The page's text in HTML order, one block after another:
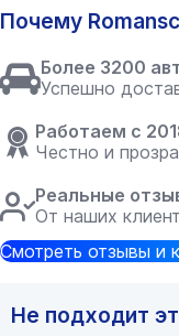
Почему
Более 3200
Успешно
Работаем с
Честно и
Реальные
От наших
Смотреть отзывы и
Не подходит